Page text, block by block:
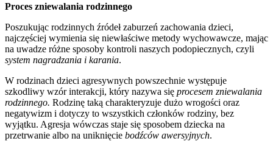
Proces zniewalania rodzinnego
Poszukując rodzinnych źródeł zaburzeń zachowania dzieci,
najczęściej wymienia się niewłaściwe metody wychowawcze, mając
na uwadze różne sposoby kontroli naszych podopiecznych, czyli
system nagradzania i karania.
W rodzinach dzieci agresywnych powszechnie występuje
szkodliwy wzór interakcji, który nazywa się procesem zniewalania
rodzinnego. Rodzinę taką charakteryzuje dużo wrogości oraz
negatywizm i dotyczy to wszystkich członków rodziny, bez
wyjątku. Agresja wówczas staje się sposobem dziecka na
przetrwanie albo na uniknięcie bodźców awersyjnych.